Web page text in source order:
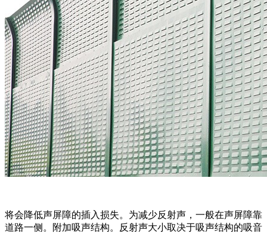
将会降低声屏障的插入损失。为减少反射声，一般在声屏障靠
道路一侧。附加吸声结构。反射声大小取决于吸声结构的吸音